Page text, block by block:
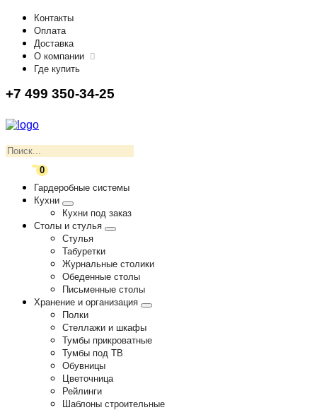
Контакты
Оплата
Доставка
О компании
Где купить
+7 499 350-34-25
0
Гардеробные системы
Кухни
Кухни под заказ
Столы и стулья
Стулья
Табуретки
Журнальные столики
Обеденные столы
Письменные столы
Хранение и организация
Полки
Стеллажи и шкафы
Тумбы прикроватные
Тумбы под ТВ
Обувницы
Цветочница
Рейлинги
Шаблоны строительные